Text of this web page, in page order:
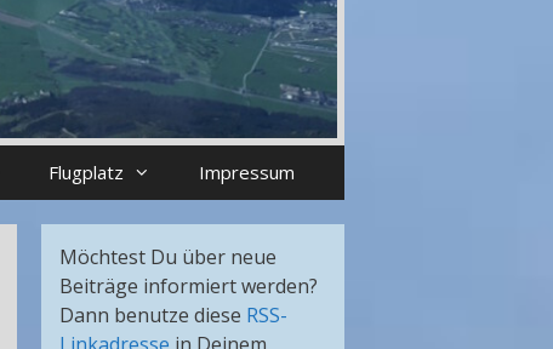
Flugplatz Impressum
Möchtest Du über neue
Beiträge informiert werden?
Dann benutze diese RSS-